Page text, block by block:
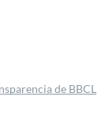
de BBCL